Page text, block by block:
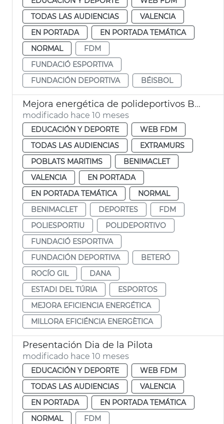
TODAS LAS AUDIENCIAS
VALENCIA
EN PORTADA
EN PORTADA TEMÁTICA
NORMAL
FDM
FUNDACIÓ ESPORTIVA
FUNDACIÓN DEPORTIVA
BÉISBOL
Mejora energética de polideportivos Beteró, Estadi del Turia y Benimaclet
modificado hace 10 meses
EDUCACIÓN Y DEPORTE
WEB FDM
TODAS LAS AUDIENCIAS
EXTRAMURS
POBLATS MARITIMS
BENIMACLET
VALENCIA
EN PORTADA
EN PORTADA TEMÁTICA
NORMAL
BENIMACLET
DEPORTES
FDM
POLIESPORTIU
POLIDEPORTIVO
FUNDACIÓ ESPORTIVA
FUNDACIÓN DEPORTIVA
BETERÓ
ROCÍO GIL
DANA
ESTADI DEL TÚRIA
ESPORTOS
MEJORA EFICIENCIA ENERGÉTICA
MILLORA EFICIÉNCIA ENERGÈTICA
Presentación Dia de la Pilota
modificado hace 10 meses
EDUCACIÓN Y DEPORTE
WEB FDM
TODAS LAS AUDIENCIAS
VALENCIA
EN PORTADA
EN PORTADA TEMÁTICA
NORMAL
FDM